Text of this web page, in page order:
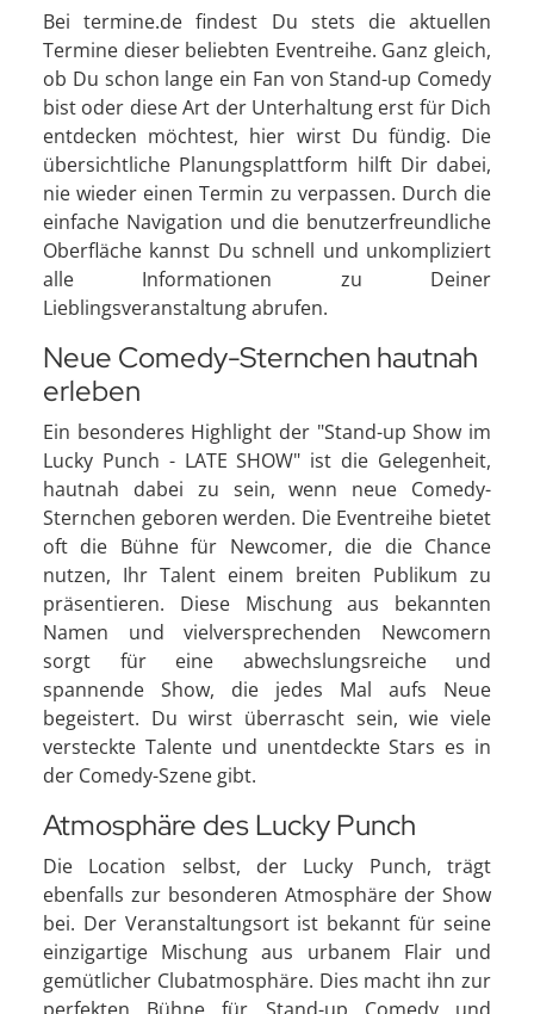
Bei termine.de findest Du stets die aktuellen
Termine dieser beliebten Eventreihe. Ganz gleich,
ob Du schon lange ein Fan von Stand-up Comedy
bist oder diese Art der Unterhaltung erst für Dich
entdecken möchtest, hier wirst Du fündig. Die
übersichtliche Planungsplattform hilft Dir dabei,
nie wieder einen Termin zu verpassen. Durch die
einfache Navigation und die benutzerfreundliche
Oberfläche kannst Du schnell und unkompliziert
alle Informationen zu Deiner
Lieblingsveranstaltung abrufen.
Neue Comedy-Sternchen hautnah
erleben
Ein besonderes Highlight der "Stand-up Show im
Lucky Punch - LATE SHOW" ist die Gelegenheit,
hautnah dabei zu sein, wenn neue Comedy-
Sternchen geboren werden. Die Eventreihe bietet
oft die Bühne für Newcomer, die die Chance
nutzen, Ihr Talent einem breiten Publikum zu
präsentieren. Diese Mischung aus bekannten
Namen und vielversprechenden Newcomern
sorgt für eine abwechslungsreiche und
spannende Show, die jedes Mal aufs Neue
begeistert. Du wirst überrascht sein, wie viele
versteckte Talente und unentdeckte Stars es in
der Comedy-Szene gibt.
Atmosphäre des Lucky Punch
Die Location selbst, der Lucky Punch, trägt
ebenfalls zur besonderen Atmosphäre der Show
bei. Der Veranstaltungsort ist bekannt für seine
einzigartige Mischung aus urbanem Flair und
gemütlicher Clubatmosphäre. Dies macht ihn zur
perfekten Bühne für Stand-up Comedy und